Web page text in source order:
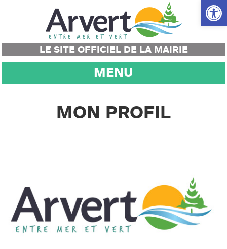
Ouvrir
LE SITE OFFICIEL DE LA MAIRIE
MENU
MON PROFIL